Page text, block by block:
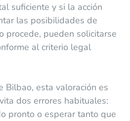
suficiente y si la acción
las posibilidades de
procede, pueden solicitarse
al criterio legal
Bilbao, esta valoración es
dos errores habituales:
pronto o esperar tanto que